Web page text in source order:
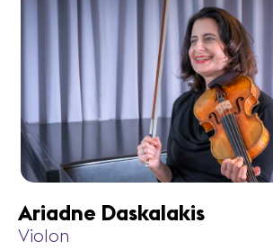
Ariadne Daskalakis
Violon